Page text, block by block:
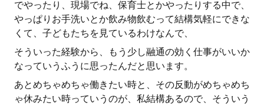
でやったり、現場でね、保育士とかやったりする中で、
やっぱりお手洗いとか飲み物飲むって結構気軽にできな
くて、子どもたちを見ているわけなんで、
そういった経験から、もう少し融通の効く仕事がいいか
なっていうふうに思ったんだと思います。
あとめちゃめちゃ働きたい時と、その反動がめちゃめち
ゃ休みたい時っていうのが、私結構あるので、そういう